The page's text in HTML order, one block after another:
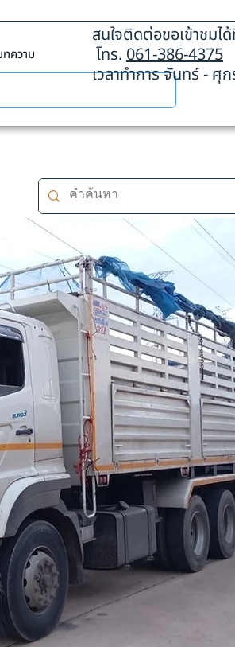
ทความ
สนใจติดต่อขอเข้าชมไ
โทร. 061-386-4375
เวลาทำการ จันทร์ - ศุ